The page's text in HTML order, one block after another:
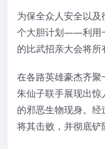
为保全众人安全以
个大胆计划——利用
的比武招亲大会将所
在各路英雄豪杰齐
朱仙子联手展现出
的邪恶生物现身。
将其击败，并彻底铲